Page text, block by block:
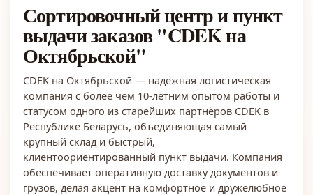
Сортировочный центр и пункт
выдачи заказов "CDEK на
Октябрьской"
CDEK на Октябрьской — надёжная логистическая
компания с более чем 10-летним опытом работы и
статусом одного из старейших партнёров CDEK в
Республике Беларусь, объединяющая самый
крупный склад и быстрый,
клиентоориентированный пункт выдачи. Компания
обеспечивает оперативную доставку документов и
грузов, делая акцент на комфортное и дружелюбное